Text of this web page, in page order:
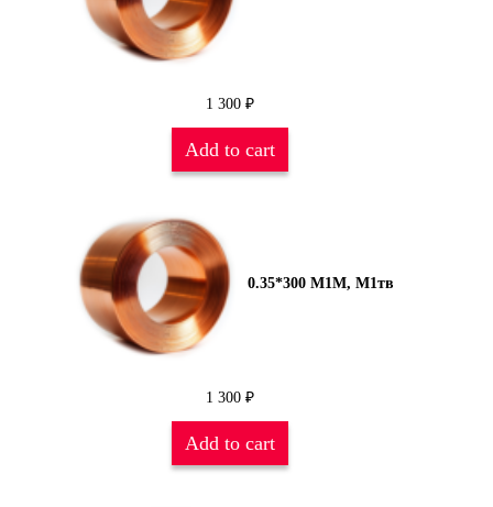
1 300 ₽
Add to cart
0.35*300 М1М, М1тв
1 300 ₽
Add to cart